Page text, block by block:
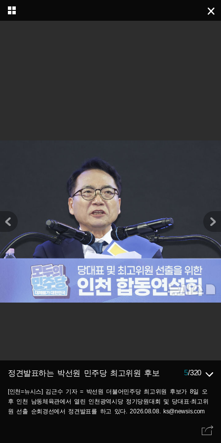
정견발표하는 박선원 민주당 최고위원 후보 5/320
[인천=뉴시스] 김근수 기자 = 박선원 더불어민주당 최고위원 후보가 8일 오
후 인천 남동체육관에서 열린 인천광역시당 정기당원대회 및 당대표·최고위
원 선출 순회경선에서 정견발표를 하고 있다. 2026.08.08. ks@newsis.com